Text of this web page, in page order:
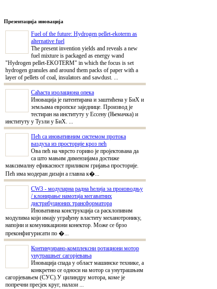
Презентација иновација
Fuel of the future: Hydrogen pellet-ekoterm as
alternative fuel
The present invention yields and reveals a new
fuel mixture is packaged as energy wand
"Hydrogen pellet-EKOTERM" in which the focus is set
hydrogen granules and around them packs of paper with a
layer of pellets of coal, insulators and sawdust. ...
Саћаста изолациона опека
Иновација је патентирана и заштићена у БиХ и
земљама европске заједнице. Производ је
тестиран на институту у Ессену (Њемачка) и
институту у Тузли у БиХ. ...
Пећ са иновативним системом протока
ваздуха из просторије кроз пећ
Ова пећ на чврсто гориво је пројектована да
са што мањим димензијама достиже
максималну ефикасност приликом гријања просторије.
Пећ има модеран дизајн а главна к�...
CW3 - модуларна радна ћелија за производњу
/ клонирање намотаја мегаватних
дистрибуционих трансформатора
Иновативна конструкција са расклопивим
модулима који имају уграђену властиту механотронику,
напојни и комуникациони конектор. Може се брзо
преконфигурисати по �...
Континуирано-комплексни ротациони мотор
унутрашњег сагорјевања
Иновација спада у област машинске технике, а
конкретно се односи на мотор са унутрашњим
сагорјевањем (СУС).У цилиндру мотора, коме је
попречни пресјек круг, налази ...